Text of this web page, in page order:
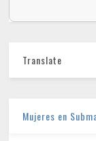
Translate
Mujeres en